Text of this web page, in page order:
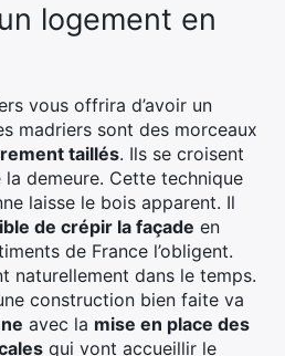
logement en
vous offrira d’avoir un
madriers sont des morceaux
taillés. Ils se croisent
demeure. Cette technique
laisse le bois apparent. Il
de crépir la façade en
de France l’obligent.
naturellement dans le temps.
construction bien faite va
avec la mise en place des
qui vont accueillir le